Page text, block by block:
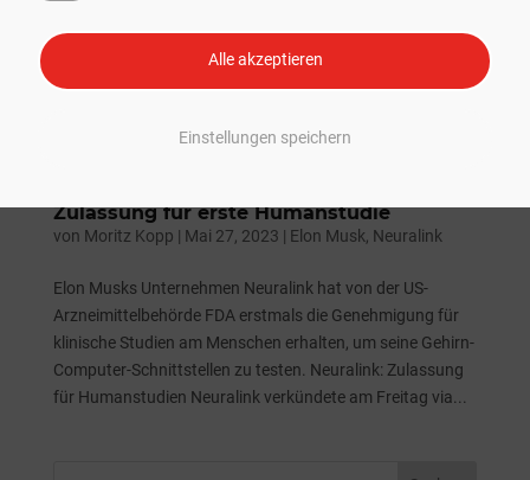
Alle akzeptieren
Einstellungen speichern
Zulassung für erste Humanstudie
von Moritz Kopp | Mai 27, 2023 | Elon Musk, Neuralink
Elon Musks Unternehmen Neuralink hat von der US-
Arzneimittelbehörde FDA erstmals die Genehmigung für
klinische Studien am Menschen erhalten, um seine Gehirn-
Computer-Schnittstellen zu testen. Neuralink: Zulassung
für Humanstudien Neuralink verkündete am Freitag via...